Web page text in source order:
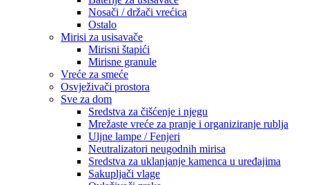
Nosači / držači vrećica
Ostalo
Mirisi za usisavače
Mirisni štapići
Mirisne granule
Vreće za smeće
Osvježivači prostora
Sve za dom
Sredstva za čišćenje i njegu
Mrežaste vreće za pranje i organiziranje rublja
Uljne lampe / Fenjeri
Neutralizatori neugodnih mirisa
Sredstva za uklanjanje kamenca u uređajima
Sakupljači vlage